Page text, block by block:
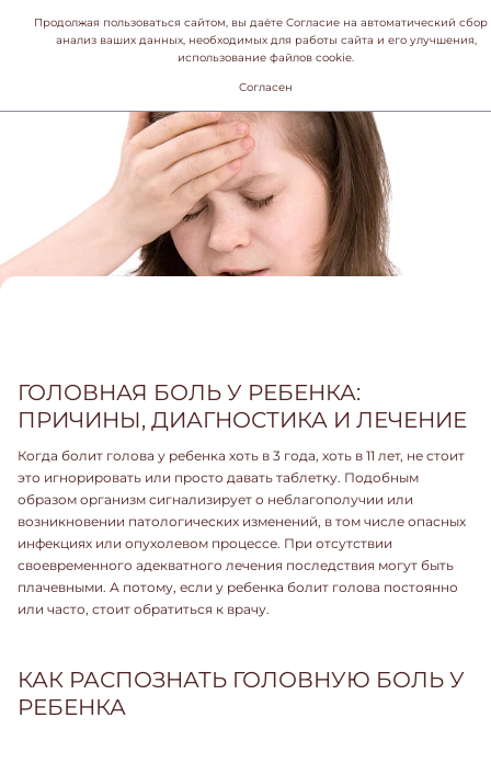
ГОЛОВНАЯ БОЛЬ У РЕБЕНКА:
ПРИЧИНЫ, ДИАГНОСТИКА И ЛЕЧЕНИЕ
Когда болит голова у ребенка хоть в 3 года, хоть в 11 лет, не стоит
это игнорировать или просто давать таблетку. Подобным
образом организм сигнализирует о неблагополучии или
возникновении патологических изменений, в том числе опасных
инфекциях или опухолевом процессе. При отсутствии
своевременного адекватного лечения последствия могут быть
плачевными. А потому, если у ребенка болит голова постоянно
или часто, стоит обратиться к врачу.
КАК РАСПОЗНАТЬ ГОЛОВНУЮ БОЛЬ У
РЕБЕНКА
Продолжая пользоваться сайтом, вы даёте Согласие на автоматический сбор
анализ ваших данных, необходимых для работы сайта и его улучшения,
использование файлов cookie.
Согласен